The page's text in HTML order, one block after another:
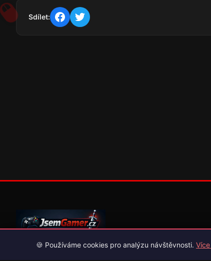
Sdílet:
Váš průvodce světem videoher. Novinky, recenze a česko-
🍪 Používáme cookies pro analýzu návštěvnosti.